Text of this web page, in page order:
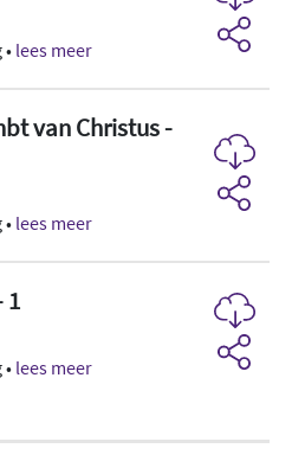
lees meer
van Christus -
lees meer
1
lees meer